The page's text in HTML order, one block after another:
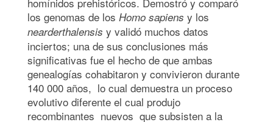
los genomas de los Homo sapiens y los
nearderthalensis y validó muchos datos
inciertos; una de sus conclusiones más
significativas fue el hecho de que ambas
genealogías cohabitaron y convivieron durante
140 000 años, lo cual demuestra un proceso
evolutivo diferente el cual produjo
recombinantes nuevos que subsisten a la